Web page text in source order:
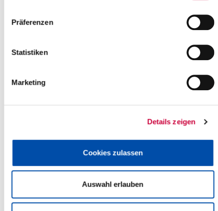
Präferenzen
Statistiken
Marketing
Details zeigen
Cookies zulassen
Auswahl erlauben
17.00 Uhr, tagt der Hauptausschuss
Kreistagssaal,...
Landrat besucht "Energie-Checker
Bildungsangebot des Schleswig-
Holstein Energieeffizienz-Zentrums
SHeff-Z-Team zu...